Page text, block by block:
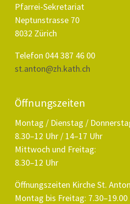
Pfarrei-Sekretariat
Neptunstrasse 70
8032 Zürich
Telefon 044 387 46 00
st.anton@zh.kath.ch
Öffnungszeiten
Montag / Dienstag /
8.30–12 Uhr / 14–17 Uhr
Mittwoch und Freitag:
8.30–12 Uhr
Öffnungszeiten Kirche St. Anton
Montag bis Freitag: 7.30–19.00